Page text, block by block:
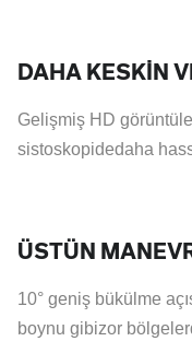
DAHA KESKİN
Gelişmiş HD
sistoskopidedaha
ÜSTÜN
10° geniş bükülme
boynu gibizor